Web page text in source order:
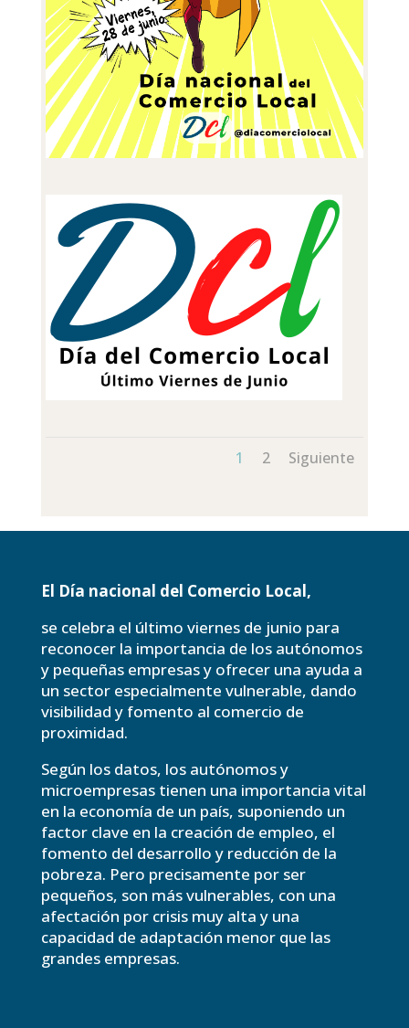
1 2 Siguiente
El Día nacional del Comercio Local,
se celebra el último viernes de junio para
reconocer la importancia de los autónomos
y pequeñas empresas y ofrecer una ayuda a
un sector especialmente vulnerable, dando
visibilidad y fomento al comercio de
proximidad.
Según los datos, los autónomos y
microempresas tienen una importancia vital
en la economía de un país, suponiendo un
factor clave en la creación de empleo, el
fomento del desarrollo y reducción de la
pobreza. Pero precisamente por ser
pequeños, son más vulnerables, con una
afectación por crisis muy alta y una
capacidad de adaptación menor que las
grandes empresas.